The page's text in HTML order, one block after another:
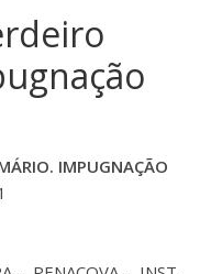
IMPUGNAÇÃO